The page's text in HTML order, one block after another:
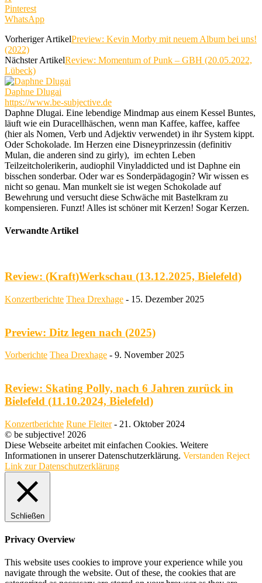
Pinterest
WhatsApp
Vorheriger ArtikelPreview: Kevin Morby mit neuem Album bei uns!
(2022)
Nächster ArtikelReview: Momentum of Punk – GBH (20.05.2022,
Lübeck)
Daphne Dlugai
https://www.be-subjective.de
Daphne Dlugai. Eine lebendige Mindmap aus einem Kessel Buntes,
läuft wie ein Duracellhäschen, wenn man Kaffee, kaffee, kaffee
(hier als Nomen, Verb und Adjektiv verwendet) in ihr System kippt.
Oder Schokolade. Im Herzen eine Disneyprinzessin (definitiv
Mulan, die anderen sind zu girly), im echten Leben
Teilzeitcholerikerin, audiophil Vinyladdicted und ist Daphne ein
bisschen sonderbar. Oder war es Sonderpädagogin? Wir wissen es
nicht so genau. Man munkelt sie ist wegen Schokolade auf
Bewehrung und versucht diese Schwäche mit Bastelkram zu
kompensieren. Funzt! Alles ist schöner mit Kerzen! Sogar Kerzen.
Verwandte Artikel
Review: (Kraft)Werkschau (13.12.2025, Bielefeld)
Konzertberichte Thea Drexhage - 15. Dezember 2025
Preview: Ditz legen nach (2025)
Vorberichte Thea Drexhage - 9. November 2025
Review: Skating Polly, nach 6 Jahren zurück in
Bielefeld (11.10.2024, Bielefeld)
Konzertberichte Rune Fleiter - 21. Oktober 2024
© be subjective! 2026
Diese Webseite arbeitet mit einfachen Cookies. Weitere
Informationen in unserer Datenschutzerklärung. Verstanden Reject
Link zur Datenschutzerklärung
Schließen
Privacy Overview
This website uses cookies to improve your experience while you
navigate through the website. Out of these, the cookies that are